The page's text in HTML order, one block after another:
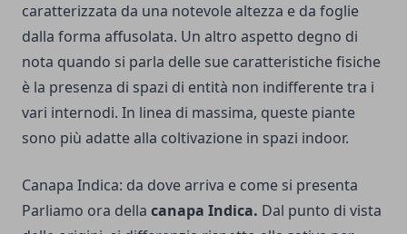
caratterizzata da una notevole altezza e da foglie
dalla forma affusolata. Un altro aspetto degno di
nota quando si parla delle sue caratteristiche fisiche
è la presenza di spazi di entità non indifferente tra i
vari internodi. In linea di massima, queste piante
sono più adatte alla coltivazione in spazi indoor.
Canapa Indica: da dove arriva e come si presenta
Parliamo ora della canapa Indica. Dal punto di vista